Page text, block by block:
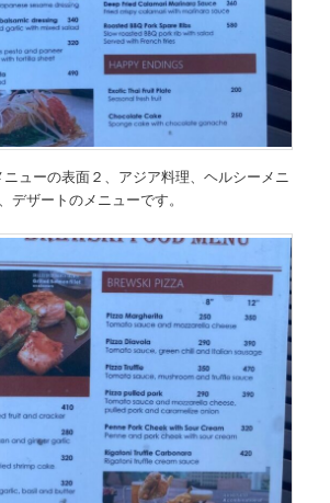
ニューの表面２、アジア料理、ヘルシーメニ
デザートのメニューです。